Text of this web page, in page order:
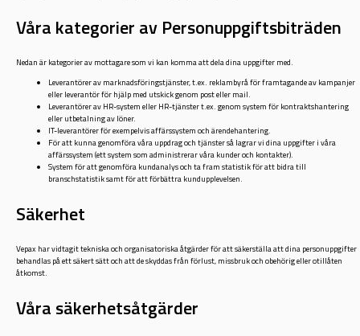
Våra kategorier av Personuppgiftsbiträden
Nedan är kategorier av mottagare som vi kan komma att dela dina uppgifter med.
Leverantörer av marknadsföringstjänster, t.ex. reklambyrå för framtagande av kampanjer
eller leverantör för hjälp med utskick genom post eller mail.
Leverantörer av HR-system eller HR-tjänster t.ex. genom system för kontraktshantering
eller utbetalning av löner.
IT-leverantörer för exempelvis affärssystem och ärendehantering.
För att kunna genomföra våra uppdrag och tjänster så lagrar vi dina uppgifter i våra
affärssystem (ett system som administrerar våra kunder och kontakter).
System för att genomföra kundanalys och ta fram statistik för att bidra till
branschstatistik samt för att förbättra kundupplevelsen.
Säkerhet
Vepax har vidtagit tekniska och organisatoriska åtgärder för att säkerställa att dina personuppgifter
behandlas på ett säkert sätt och att de skyddas från förlust, missbruk och obehörig eller otillåten
åtkomst.
Våra säkerhetsåtgärder